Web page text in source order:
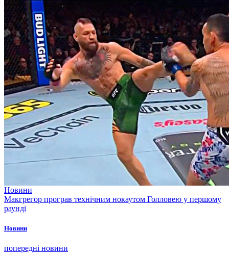
Новини
Макгрегор програв технічним нокаутом Голловею у першому
раунді
Новини
попередні новини